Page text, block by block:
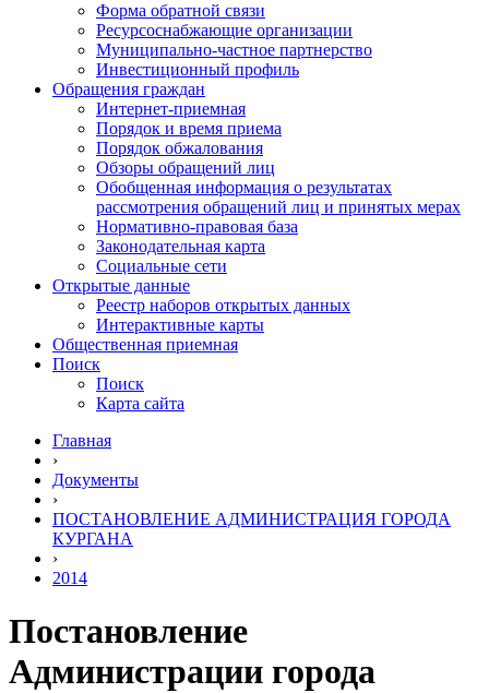
Форма обратной связи
Ресурсоснабжающие организации
Муниципально-частное партнерство
Инвестиционный профиль
Обращения граждан
Интернет-приемная
Порядок и время приема
Порядок обжалования
Обзоры обращений лиц
Обобщенная информация о результатах
рассмотрения обращений лиц и принятых мерах
Нормативно-правовая база
Законодательная карта
Социальные сети
Открытые данные
Реестр наборов открытых данных
Интерактивные карты
Общественная приемная
Поиск
Поиск
Карта сайта
Главная
›
Документы
›
ПОСТАНОВЛЕНИЕ АДМИНИСТРАЦИЯ ГОРОДА
КУРГАНА
›
2014
Постановление
Администрации города